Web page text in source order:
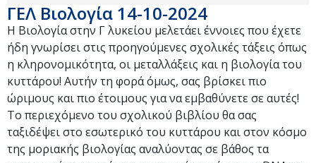
ΓΕΛ Βιολογία 14-10-2024
Η Βιολογία στην Γ λυκείου μελετάει έννοιες που έχετε
ήδη γνωρίσει στις προηγούμενες σχολικές τάξεις όπως
η κληρονομικότητα, οι μεταλλάξεις και η βιολογία του
κυττάρου! Αυτήν τη φορά όμως, σας βρίσκει πιο
ώριμους και πιο έτοιμους για να εμβαθύνετε σε αυτές!
Το περιεχόμενο του σχολικού βιβλίου θα σας
ταξιδέψει στο εσωτερικό του κυττάρου και στον κόσμο
της μοριακής βιολογίας αναλύοντας σε βάθος τα